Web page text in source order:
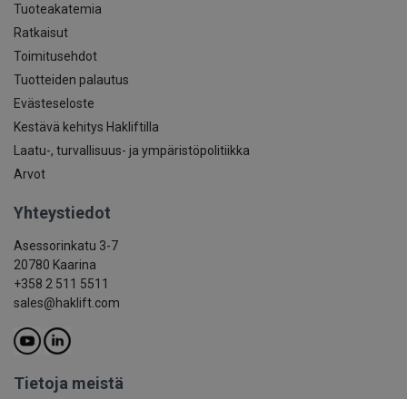
Tuoteakatemia
Ratkaisut
Toimitusehdot
Tuotteiden palautus
Evästeseloste
Kestävä kehitys Hakliftilla
Laatu-, turvallisuus- ja ympäristöpolitiikka
Arvot
Yhteystiedot
Asessorinkatu 3-7
20780 Kaarina
+358 2 511 5511
sales@haklift.com
Tietoja meistä